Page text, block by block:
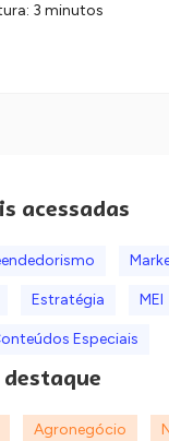
3 minutos
acessadas
Estratégia MEI
Especiais
Agronegócio